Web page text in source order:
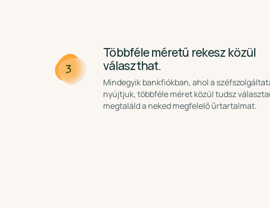
3
Többféle méretű rekesz közül
választhat.
Mindegyik bankfiókban, ahol a
nyújtjuk, többféle méret közül tudsz
megtaláld a neked megfelelő űrtartalmat.